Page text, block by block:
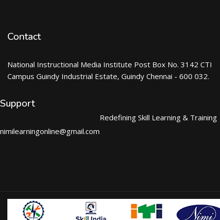
Contact
National Instructional Media Institute Post Box No. 3142 CTI
Campus Guindy Industrial Estate, Guindy Chennai - 600 032.
Support
nimilearningonline@gmail.com
Redefining Skill Learning & Training